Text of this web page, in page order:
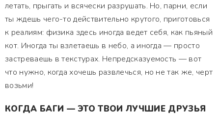
летать, прыгать и всячески разрушать. Но, парни, если
ты ждешь чего-то действительно крутого, приготовься
к реалиям: физика здесь иногда ведет себя, как пьяный
кот. Иногда ты взлетаешь в небо, а иногда — просто
застреваешь в текстурах. Непредсказуемость — вот
что нужно, когда хочешь развлечься, но не так же, черт
возьми!
КОГДА БАГИ — ЭТО ТВОИ ЛУЧШИЕ ДРУЗЬЯ